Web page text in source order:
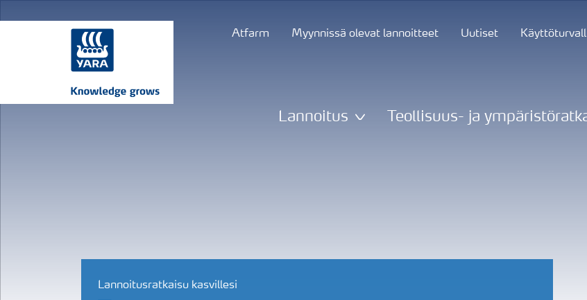
Atfarm Myynnissä olevat lannoitteet Uutiset
Lannoitus Teollisuus- ja
Lannoitusratkaisu kasvillesi